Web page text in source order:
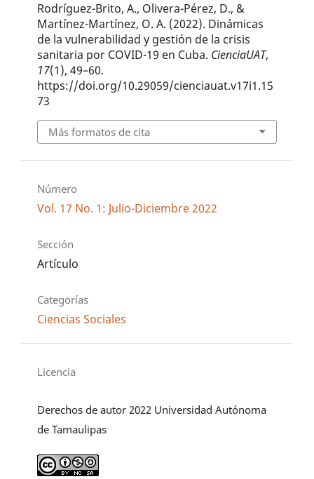
Rodríguez-Brito, A., Olivera-Pérez, D., &
Martínez-Martínez, O. A. (2022). Dinámicas
de la vulnerabilidad y gestión de la crisis
sanitaria por COVID-19 en Cuba. CienciaUAT,
17(1), 49–60.
https://doi.org/10.29059/cienciauat.v17i1.15
73
Más formatos de cita
Número
Vol. 17 No. 1: Julio-Diciembre 2022
Sección
Artículo
Categorías
Ciencias Sociales
Licencia
Derechos de autor 2022 Universidad Autónoma
de Tamaulipas